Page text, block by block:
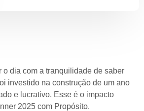
o dia com a tranquilidade de saber
investido na construção de um ano
e lucrativo. Esse é o impacto
2025 com Propósito.